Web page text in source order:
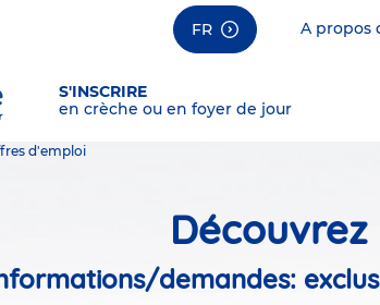
FR A propos
S'INSCRIRE
en crèche ou en foyer de jour
d'emploi
demandes: